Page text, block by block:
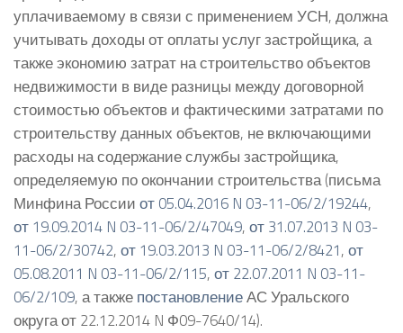
уплачиваемому в связи с применением УСН, должна
учитывать доходы от оплаты услуг застройщика, а
также экономию затрат на строительство объектов
недвижимости в виде разницы между договорной
стоимостью объектов и фактическими затратами по
строительству данных объектов, не включающими
расходы на содержание службы застройщика,
определяемую по окончании строительства (письма
Минфина России от 05.04.2016 N 03-11-06/2/19244,
от 19.09.2014 N 03-11-06/2/47049, от 31.07.2013 N 03-
11-06/2/30742, от 19.03.2013 N 03-11-06/2/8421, от
05.08.2011 N 03-11-06/2/115, от 22.07.2011 N 03-11-
06/2/109, а также постановлениеАС Уральского
округа от 22.12.2014 N Ф09-7640/14).